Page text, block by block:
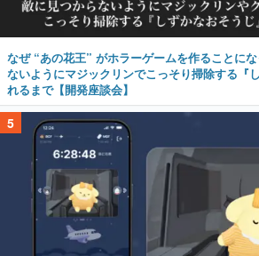
なぜ “あの花王” がホラーゲームを作ることに
ないようにマジックリンでこっそり掃除する『
れるまで【開発座談会】
5